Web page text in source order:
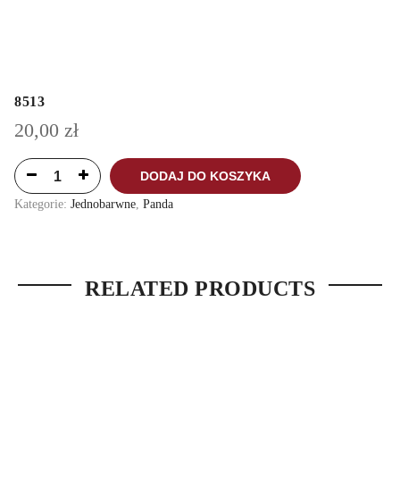
8513
20,00 zł
DODAJ DO KOSZYKA
Kategorie: Jednobarwne Panda
RELATED PRODUCTS